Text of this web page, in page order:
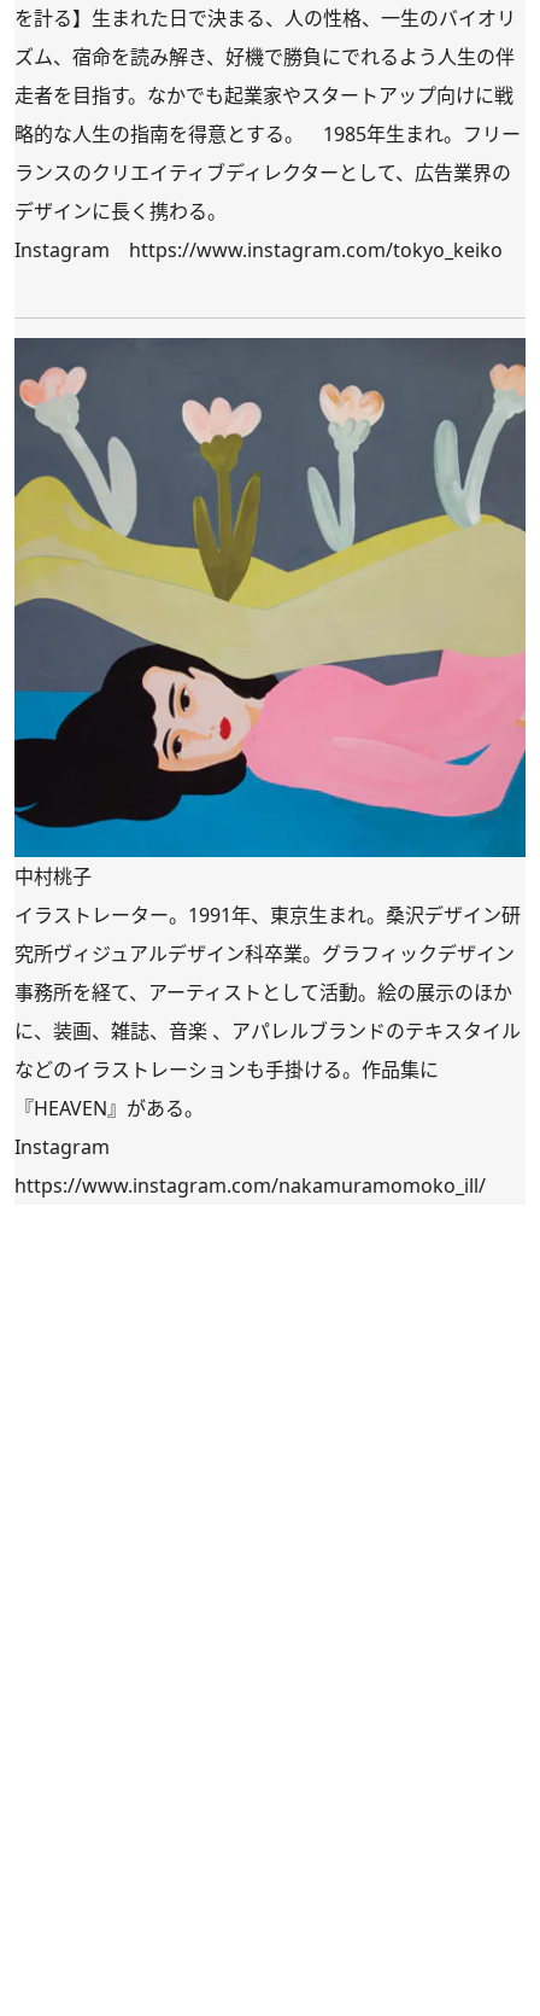
を計る】生まれた日で決まる、人の性格、一生のバイオリ
ズム、宿命を読み解き、好機で勝負にでれるよう人生の伴
走者を目指す。なかでも起業家やスタートアップ向けに戦
略的な人生の指南を得意とする。 1985年生まれ。フリー
ランスのクリエイティブディレクターとして、広告業界の
デザインに長く携わる。
Instagram https://www.instagram.com/tokyo_keiko
中村桃子
イラストレーター。1991年、東京生まれ。桑沢デザイン研
究所ヴィジュアルデザイン科卒業。グラフィックデザイン
事務所を経て、アーティストとして活動。絵の展示のほか
に、装画、雑誌、音楽 、アパレルブランドのテキスタイル
などのイラストレーションも手掛ける。作品集に
『HEAVEN』がある。
Instagram
https://www.instagram.com/nakamuramomoko_ill/